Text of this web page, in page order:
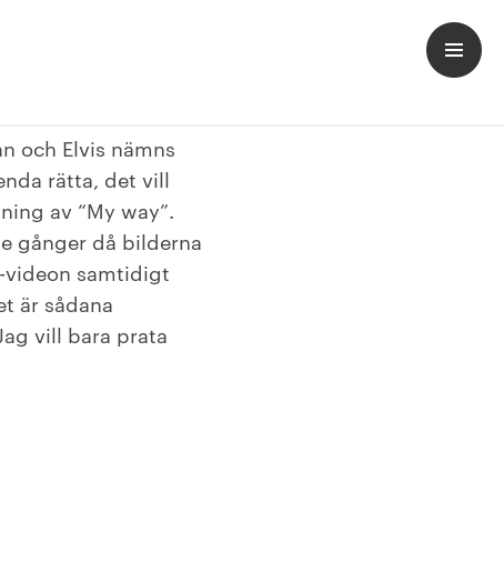
och Elvis nämns
rätta, det vill
av “My way”.
gånger då bilderna
videon samtidigt
är sådana
vill bara prata